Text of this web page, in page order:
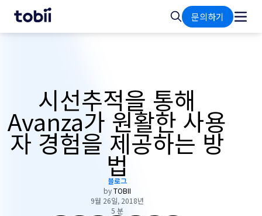
검
색
문의하기
시선추적을 통해
Avanza가 원활한 사용
자 경험을 제공하는 방
법
블로그
by TOBII
9월 26일, 2018년
5 분